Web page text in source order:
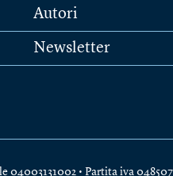
Autori
Newsletter
• Partita iva